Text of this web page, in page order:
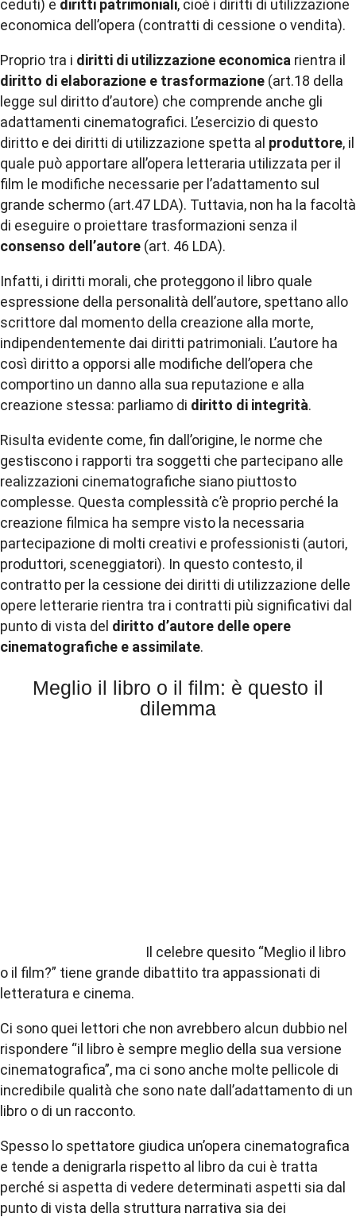
ceduti) e diritti patrimoniali, cioè i diritti di utilizzazione
economica dell’opera (contratti di cessione o vendita).
Proprio tra i diritti di utilizzazione economica rientra il
diritto di elaborazione e trasformazione (art.18 della
legge sul diritto d’autore) che comprende anche gli
adattamenti cinematografici. L’esercizio di questo
diritto e dei diritti di utilizzazione spetta al produttore, il
quale può apportare all’opera letteraria utilizzata per il
film le modifiche necessarie per l’adattamento sul
grande schermo (art.47 LDA). Tuttavia, non ha la facoltà
di eseguire o proiettare trasformazioni senza il
consenso dell’autore (art. 46 LDA).
Infatti, i diritti morali, che proteggono il libro quale
espressione della personalità dell’autore, spettano allo
scrittore dal momento della creazione alla morte,
indipendentemente dai diritti patrimoniali. L’autore ha
così diritto a opporsi alle modifiche dell’opera che
comportino un danno alla sua reputazione e alla
creazione stessa: parliamo di diritto di integrità.
Risulta evidente come, fin dall’origine, le norme che
gestiscono i rapporti tra soggetti che partecipano alle
realizzazioni cinematografiche siano piuttosto
complesse. Questa complessità c’è proprio perché la
creazione filmica ha sempre visto la necessaria
partecipazione di molti creativi e professionisti (autori,
produttori, sceneggiatori). In questo contesto, il
contratto per la cessione dei diritti di utilizzazione delle
opere letterarie rientra tra i contratti più significativi dal
punto di vista del diritto d’autore delle opere
cinematografiche e assimilate.
Meglio il libro o il film: è questo il
dilemma
Il celebre quesito “Meglio il libro
o il film?” tiene grande dibattito tra appassionati di
letteratura e cinema.
Ci sono quei lettori che non avrebbero alcun dubbio nel
rispondere “il libro è sempre meglio della sua versione
cinematografica”, ma ci sono anche molte pellicole di
incredibile qualità che sono nate dall’adattamento di un
libro o di un racconto.
Spesso lo spettatore giudica un’opera cinematografica
e tende a denigrarla rispetto al libro da cui è tratta
perché si aspetta di vedere determinati aspetti sia dal
punto di vista della struttura narrativa sia dei